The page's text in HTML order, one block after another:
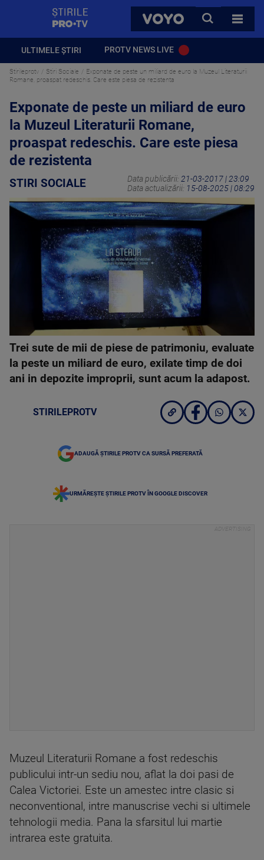
VOYO
CAUTA
TOATE
ULTIMELE ȘTIRI PROTV NEWS LIVE
Stirileprotv Stiri Sociale
Exponate de peste un miliard de euro la Muzeul Literaturii
Romane, proaspat redeschis. Care este piesa de rezistenta
Exponate de peste un miliard de euro
la Muzeul Literaturii Romane,
proaspat redeschis. Care este piesa
de rezistenta
STIRI SOCIALE Data publicării: 21-03-2017 | 23:09
Data actualizării: 15-08-2025 | 08:29
Trei sute de mii de piese de patrimoniu, evaluate
la peste un miliard de euro, exilate timp de doi
ani in depozite improprii, sunt acum la adapost.
STIRILEPROTV
ADAUGĂ ȘTIRILE PROTV CA SURSĂ PREFERATĂ
URMĂREȘTE ȘTIRILE PROTV ÎN GOOGLE DISCOVER
Muzeul Literaturii Romane a fost redeschis
publicului intr-un sediu nou, aflat la doi pasi de
Calea Victoriei. Este un amestec intre clasic si
neconventional, intre manuscrise vechi si ultimele
tehnologii media. Pana la sfarsitul lui martie
intrarea este gratuita.